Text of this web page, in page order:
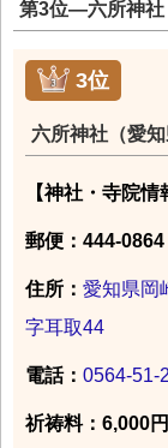
第3位―六所神社
3位
六所神社（愛知
【神社・寺院情
郵便：444-0864
住所： 愛知県岡
字耳取44
電話： 0564-51-
祈祷料：6,000